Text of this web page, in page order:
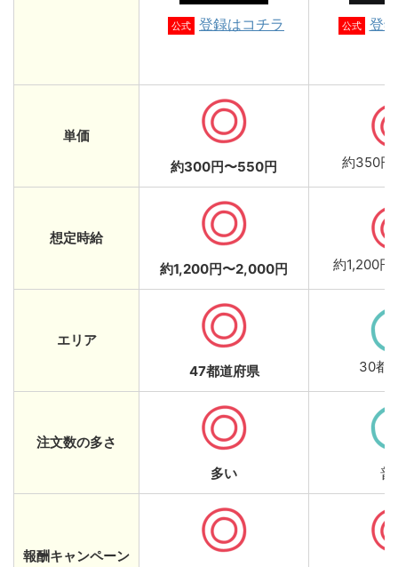
公式 登録はコチラ 公式 登
単価
約300円〜550円
約350円
想定時給
約1,200円〜2,000円
約1,200円
エリア
47都道府県
30都
注文数の多さ
多い
普
報酬キャンペーン